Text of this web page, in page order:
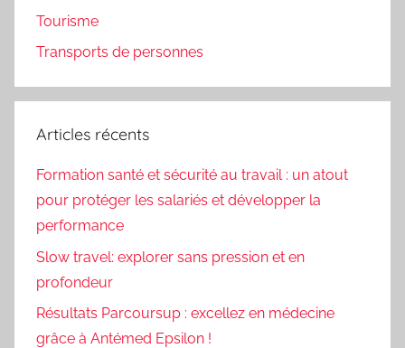
Tourisme
Transports de personnes
Articles récents
Formation santé et sécurité au travail : un atout
pour protéger les salariés et développer la
performance
Slow travel: explorer sans pression et en
profondeur
Résultats Parcoursup : excellez en médecine
grâce à Antémed Epsilon !